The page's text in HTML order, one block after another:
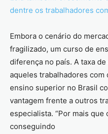
dentre os trabalhadores
Embora o cenário do
fragilizado, um curso de
diferença no país. A taxa
aqueles trabalhadores
ensino superior no Brasil
vantagem frente a outros
especialista. “Por mais que
conseguindo